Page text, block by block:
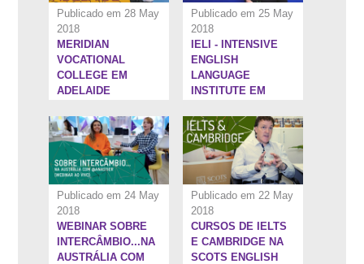
Publicado em 28 May
2018
MERIDIAN
VOCATIONAL
COLLEGE EM
ADELAIDE
Publicado em 25 May
2018
IELI - INTENSIVE
ENGLISH
LANGUAGE
INSTITUTE EM
Publicado em 24 May
2018
WEBINAR SOBRE
INTERCÂMBIO...NA
AUSTRÁLIA COM
Publicado em 22 May
2018
CURSOS DE IELTS
E CAMBRIDGE NA
SCOTS ENGLISH
5:41'' 7:34''